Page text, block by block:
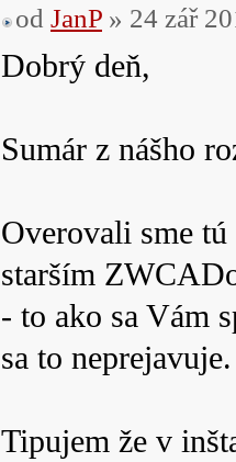
od JanP » 24 zář
Dobrý deň,
Sumár z nášho
Overovali sme
starším
- to ako sa Vám
sa to neprejavuje.
Tipujem že v